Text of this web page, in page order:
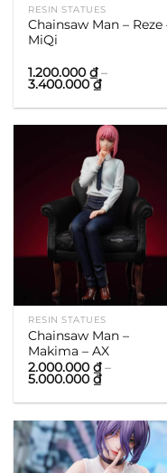
RESIN STATUES
Chainsaw Man – Reze
MiQi
1.200.000₫ –
3.400.000₫Khoảng
giá:
từ
đến
3.400.000 ₫
RESIN STATUES
Chainsaw Man –
Makima – AX
2.000.000₫ –
5.000.000₫Khoảng
giá:
từ
đến
5.000.000